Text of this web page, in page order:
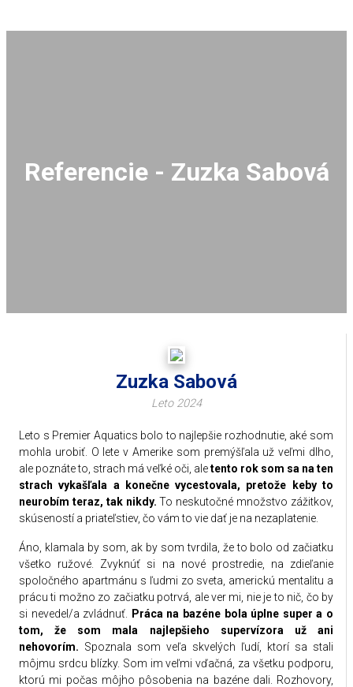
Referencie - Zuzka Sabová
Zuzka Sabová
Leto 2024
Leto s Premier Aquatics bolo to najlepšie rozhodnutie, aké som
mohla urobiť. O lete v Amerike som premýšľala už veľmi dlho,
ale poznáte to, strach má veľké oči, aletento rok som sa na ten
strach vykašľala a konečne vycestovala, pretože keby to
neurobím teraz, tak nikdy.To neskutočné množstvo zážitkov,
skúseností a priateľstiev, čo vám to vie dať je na nezaplatenie.
Áno, klamala by som, ak by som tvrdila, že to bolo od začiatku
všetko ružové. Zvyknúť si na nové prostredie, na zdieľanie
spoločného apartmánu s ľudmi zo sveta, americkú mentalitu a
prácu ti možno zo začiatku potrvá, ale ver mi, nie je to nič, čo by
si nevedel/a zvládnuť.
Práca na bazéne bola úplne super a o
tom, že som mala najlepšieho supervízora už ani
nehovorím. Spoznala som veľa skvelých ľudí, ktorí sa stali
môjmu srdcu blízky. Som im veľmi vďačná, za všetku podporu,
ktorú mi počas môjho pôsobenia na bazéne dali. Rozhovory,